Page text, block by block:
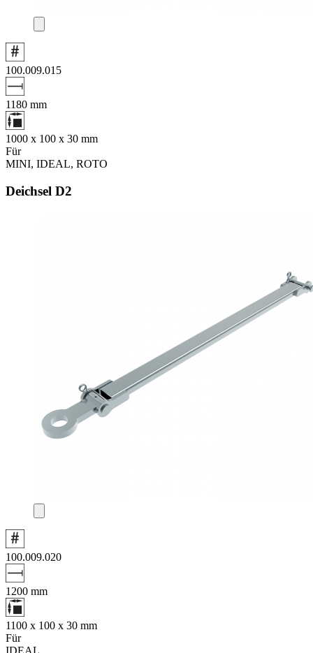
100.009.015
1180 mm
1000 x 100 x 30 mm
Für
MINI, IDEAL, ROTO
Deichsel D2
100.009.020
1200 mm
1100 x 100 x 30 mm
Für